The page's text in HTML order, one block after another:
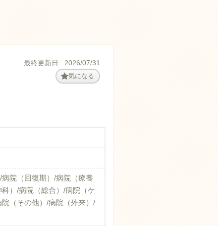
最終更新日 : 2026/07/31
気になる
院（回復期）/病院（療養
）/病院（総合）/病院（ケ
（その他）/病院（外来）/